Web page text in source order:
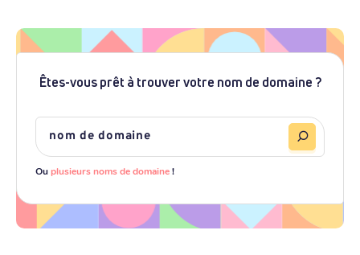
Êtes-vous prêt à trouver votre nom de domaine ?
Ouplusieurs noms de domaine!